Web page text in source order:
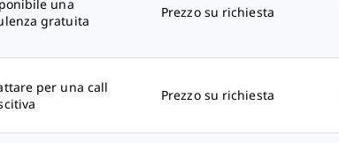
una
gratuita
Prezzo su richiesta
per una call
Prezzo su richiesta